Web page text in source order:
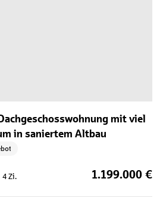
mit viel
in saniertem Altbau
4 Zi. 1.199.000 €